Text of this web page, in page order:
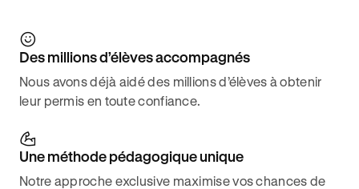
Des millions d’élèves accompagnés
Nous avons déjà aidé des millions d’élèves à obtenir
leur permis en toute confiance.
Une méthode pédagogique unique
Notre approche exclusive maximise vos chances de